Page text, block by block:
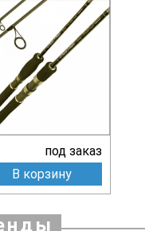
под заказ
В корзину